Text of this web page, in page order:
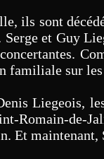
ils sont
Serge et Guy
familiale sur
Liegeois,
Romain-de-
Et maintenant,